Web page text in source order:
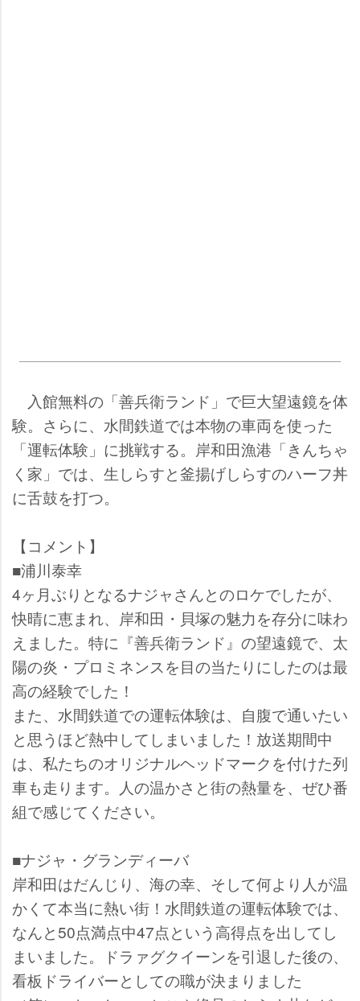
入館無料の「善兵衛ランド」で巨大望遠鏡を体
験。さらに、水間鉄道では本物の車両を使った
「運転体験」に挑戦する。岸和田漁港「きんちゃ
く家」では、生しらすと釜揚げしらすのハーフ丼
に舌鼓を打つ。
【コメント】
■浦川泰幸
4ヶ月ぶりとなるナジャさんとのロケでしたが、
快晴に恵まれ、岸和田・貝塚の魅力を存分に味わ
えました。特に『善兵衛ランド』の望遠鏡で、太
陽の炎・プロミネンスを目の当たりにしたのは最
高の経験でした！
また、水間鉄道での運転体験は、自腹で通いたい
と思うほど熱中してしまいました！放送期間中
は、私たちのオリジナルヘッドマークを付けた列
車も走ります。人の温かさと街の熱量を、ぜひ番
組で感じてください。
■ナジャ・グランディーバ
岸和田はだんじり、海の幸、そして何より人が温
かくて本当に熱い街！水間鉄道の運転体験では、
なんと50点満点中47点という高得点を出してし
まいました。ドラァグクイーンを引退した後の、
看板ドライバーとしての職が決まりました